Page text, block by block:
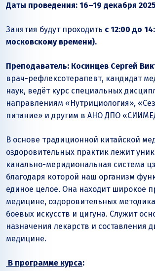
Даты проведения: 16–19 декабря
Занятия будут проходить с 12:00 до
московскому времени).
Преподаватель: Косинцев Сергей
врач-рефлексотерапевт, кандидат
наук, ведёт курс специальных
направлениям «Нутрициология»,
питание» и другим в АНО ДПО
В основе традиционной китайской
оздоровительных практик лежит
канально-меридиональная система
благодаря которой наш организм
единое целое. Она находит широкое
медицине, оздоровительных
боевых искусств и цигуна. Служит
назначения лекарств и составления
медицине.
В программе курса: